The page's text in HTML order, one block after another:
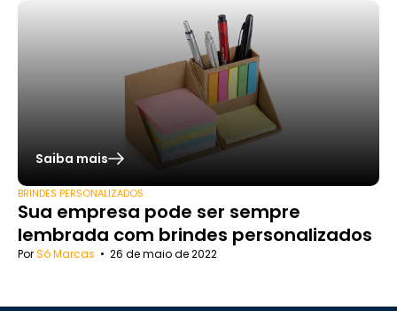
Saiba mais
BRINDES PERSONALIZADOS
Sua empresa pode ser sempre
lembrada com brindes personalizados
PorSó Marcas • 26 de maio de 2022